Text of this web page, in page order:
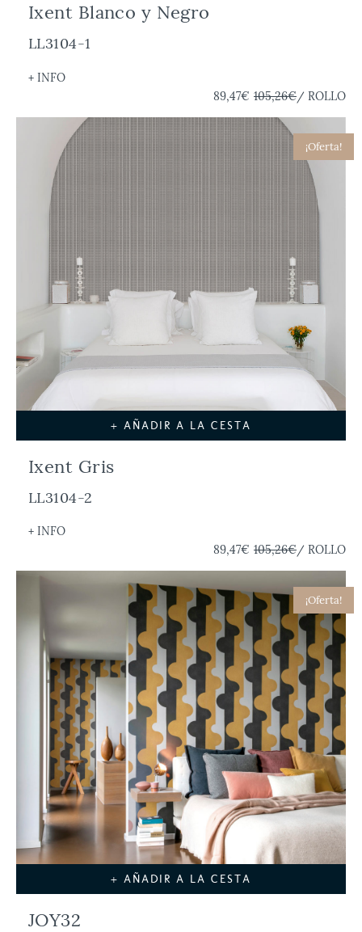
Ixent Blanco y Negro
LL3104-1
+ INFO
89,47€ 105,26€/ ROLLO
¡Oferta!
+ AÑADIR A LA CESTA
Ixent Gris
LL3104-2
+ INFO
89,47€ 105,26€/ ROLLO
¡Oferta!
+ AÑADIR A LA CESTA
JOY32